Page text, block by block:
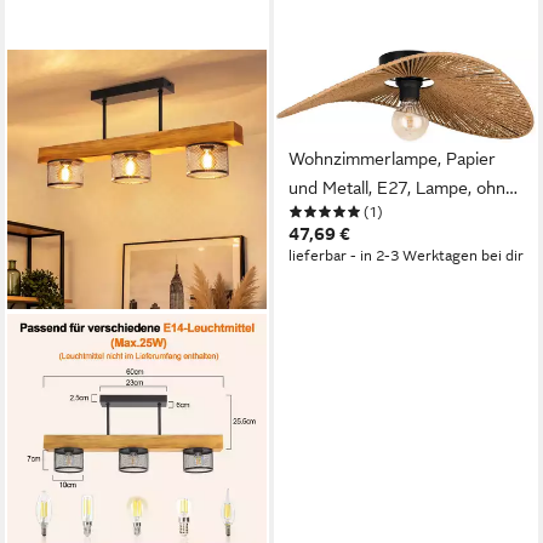
Deckenleuchte Siruela
Deckenlampe,
Wohnzimmerlampe, Papier
und Metall, E27, Lampe, ohne
Leuchtmittel,
Wand-/Deckenleuchte - L56 x
(1)
47,69 €
lieferbar - in 2-3 Werktagen bei dir